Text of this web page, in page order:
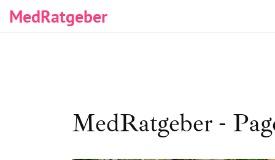
MedRatgeber
MedRatgeber -